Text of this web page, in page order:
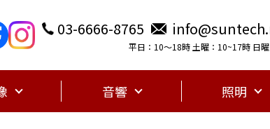
03-6666-8765
平日：10〜18時 土曜：10~17時 日
音響 照明